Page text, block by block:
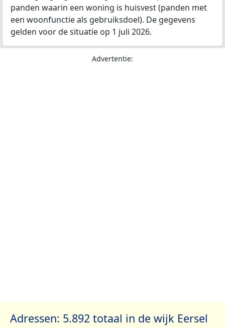
panden waarin een woning is huisvest (panden met
een woonfunctie als gebruiksdoel). De gegevens
gelden voor de situatie op 1 juli 2026.
Advertentie:
Adressen: 5.892 totaal in de wijk Eersel